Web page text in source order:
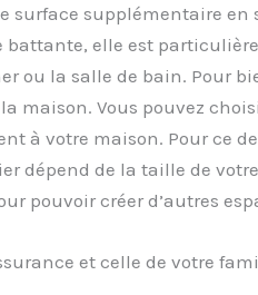
surface supplémentaire en
battante, elle est
ou la salle de bain. Pour
maison. Vous pouvez
à votre maison. Pour ce
dépend de la taille de
pouvoir créer d’autres
et celle de votre